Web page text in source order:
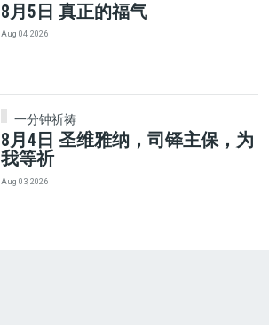
8月5日 真正的福气
Aug 04, 2026
一分钟祈祷
8月4日 圣维雅纳，司铎主保，为
我等祈
Aug 03, 2026